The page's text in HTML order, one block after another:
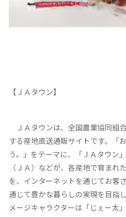
【ＪＡタウン】
ＪＡタウンは、全国農業協同組
する産地直送通販サイトです。「
う。」をテーマに、「ＪＡタウン
（ＪＡ）などが、各産地で育まれ
を、インターネットを通じてお客
通じて豊かな暮らしの実現を目指
メージキャラクターは「じぇー太」